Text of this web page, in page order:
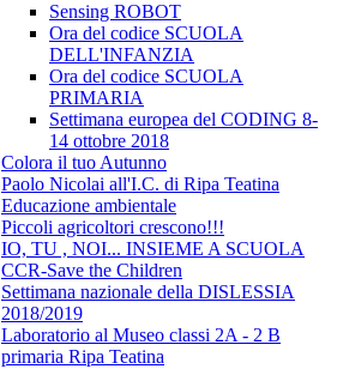
Sensing ROBOT
Ora del codice SCUOLA
DELL'INFANZIA
Ora del codice SCUOLA
PRIMARIA
Settimana europea del CODING 8-
14 ottobre 2018
Colora il tuo Autunno
Paolo Nicolai all'I.C. di Ripa Teatina
Educazione ambientale
Piccoli agricoltori crescono!!!
IO, TU , NOI... INSIEME A SCUOLA
CCR-Save the Children
Settimana nazionale della DISLESSIA
2018/2019
Laboratorio al Museo classi 2A - 2 B
primaria Ripa Teatina